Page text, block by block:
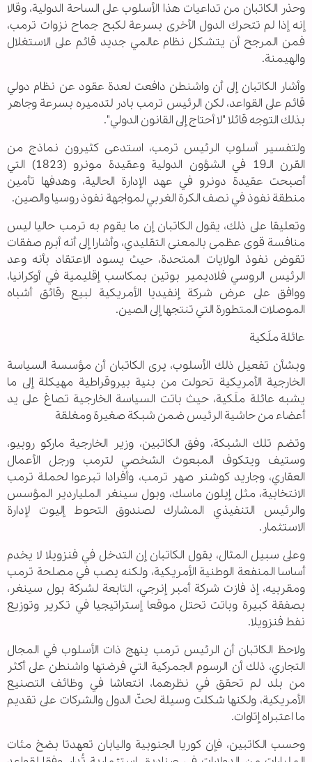
وحذر الكاتبان من تداعيات هذا الأسلوب على الساحة الدولية، وقالا
إنه إذا لم تتحرك الدول الأخرى بسرعة لكبح جماح نزوات ترمب،
فمن المرجح أن يتشكل نظام عالمي جديد قائم على الاستغلال
والهيمنة.
وأشار الكاتبان إلى أن واشنطن دافعت لعدة عقود عن نظام دولي
قائم على القواعد، لكن الرئيس ترمب بادر لتدميره بسرعة وجاهر
بذلك التوجه قائلا "لا أحتاج إلى القانون الدولي".
ولتفسير أسلوب الرئيس ترمب، استدعى كثيرون نماذج من
القرن الـ19 في الشؤون الدولية وعقيدة مونرو (1823) التي
أصبحت عقيدة دونرو في عهد الإدارة الحالية، وهدفها تأمين
منطقة نفوذ في نصف الكرة الغربي لمواجهة نفوذ روسيا والصين.
وتعليقا على ذلك، يقول الكاتبان إن ما يقوم به ترمب حاليا ليس
منافسة قوى عظمى بالمعنى التقليدي، وأشارا إلى أنه أبرم صفقات
تقوض نفوذ الولايات المتحدة، حيث يسود الاعتقاد بأنه وعد
الرئيس الروسي فلاديمير بوتين بمكاسب إقليمية في أوكرانيا،
ووافق على عرض شركة إنفيديا الأمريكية لبيع رقائق أشباه
الموصلات المتطورة التي تنتجها إلى الصين.
عائلة ملَكية
وبشأن تفعيل ذلك الأسلوب، يرى الكاتبان أن مؤسسة السياسة
الخارجية الأمريكية تحولت من بنية بيروقراطية مهيكلة إلى ما
يشبه عائلة ملَكية، حيث باتت السياسة الخارجية تصاغ على يد
أعضاء من حاشية الرئيس ضمن شبكة صغيرة ومغلقة
وتضم تلك الشبكة، وفق الكاتبين، وزير الخارجية ماركو روبيو،
وستيف ويتكوف المبعوث الشخصي لترمب ورجل الأعمال
العقاري، وجاريد كوشنر صهر ترمب، وأفرادا تبرعوا لحملة ترمب
الانتخابية، مثل إيلون ماسك، وبول سينغر الملياردير المؤسس
والرئيس التنفيذي المشارك لصندوق التحوط إليوت لإدارة
الاستثمار.
وعلى سبيل المثال، يقول الكاتبان إن التدخل في فنزويلا لا يخدم
أساسا المنفعة الوطنية الأمريكية، ولكنه يصب في مصلحة ترمب
ومقربيه، إذ فازت شركة أمبر إنرجي، التابعة لشركة بول سينغر،
بصفقة كبيرة وباتت تحتل موقعا إستراتيجيا في تكرير وتوزيع
نفط فنزويلا.
ولاحظ الكاتبان أن الرئيس ترمب ينهج ذات الأسلوب في المجال
التجاري، ذلك أن الرسوم الجمركية التي فرضتها واشنطن على أكثر
من بلد لم تحقق في نظرهما، انتعاشا في وظائف التصنيع
الأمريكية، ولكنها شكلت وسيلة لحثّ الدول والشركات على تقديم
ما اعتبراه إتاوات.
وحسب الكاتبين، فإن كوريا الجنوبية واليابان تعهدتا بضخ مئات